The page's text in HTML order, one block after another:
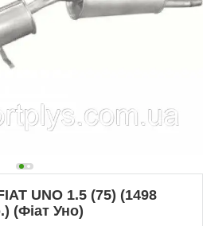
UNO 1.5 (75) (1498
(Фіат Уно)